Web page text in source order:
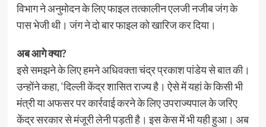
विभाग ने अनुमोदन के लिए फाइल तत्कालीन एलजी नजीब जंग के
पास भेजी थी। जंग ने दो बार फाइल को खारिज कर दिया।
अब आगे क्या?
इसे समझने के लिए हमने अधिवक्ता चंद्र प्रकाश पांडेय से बात की।
उन्होंने कहा, ‘दिल्ली केंद्र शासित राज्य है। ऐसे में यहां के किसी भी
मंत्री या अफसर पर कार्रवाई करने के लिए उपराज्यपाल के जरिए
केंद्र सरकार से मंजूरी लेनी पड़ती है। इस केस में भी यही हुआ। अब